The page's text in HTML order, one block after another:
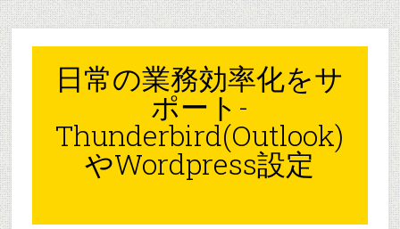
Skip
to
content
Skip
to
primary
sidebar
Skip
to
footer
日常の業務効率化をサ
ポート-
Thunderbird(Outlook)
やWordpress設定